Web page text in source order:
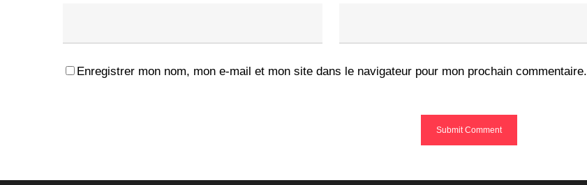
Enregistrer mon nom, mon e-mail et mon site dans le navigateur pour mon prochain commentaire.